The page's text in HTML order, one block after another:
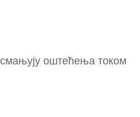
оштећења током